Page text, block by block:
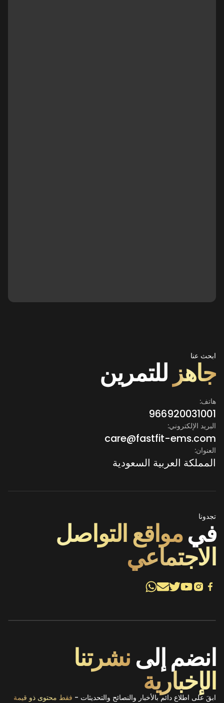
ابحث عنا
جاهز للتمرين
هاتف:
966920031001
البريد الإلكتروني:
care@fastfit-ems.com
العنوان:
المملكة العربية السعودية
تجدونا
فيمواقع التواصل
الاجتماعي
انضم إلىنشرتنا
الإخبارية
ابقَ على اطلاع دائم بالأخبار والنصائح والتحديثات - فقط محتوى ذو قيمة